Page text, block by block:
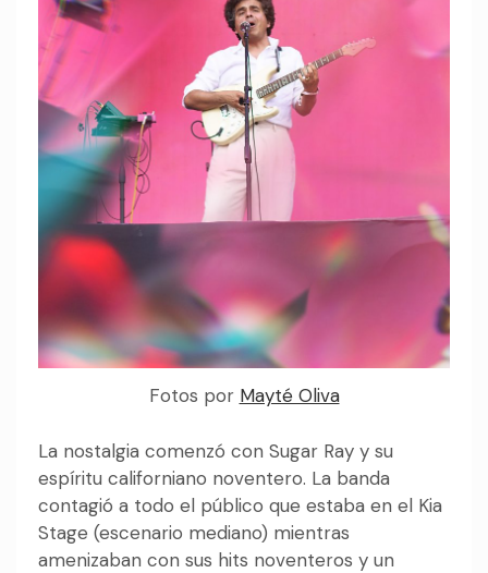
Fotos por Mayté Oliva
La nostalgia comenzó con Sugar Ray y su
espíritu californiano noventero. La banda
contagió a todo el público que estaba en el Kia
Stage (escenario mediano) mientras
amenizaban con sus hits noventeros y un